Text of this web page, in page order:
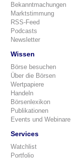
Bekanntmachungen
Marktstimmung
RSS-Feed
Podcasts
Newsletter
Wissen
Börse besuchen
Über die Börsen
Wertpapiere
Handeln
Börsenlexikon
Publikationen
Events und Webinare
Services
Watchlist
Portfolio